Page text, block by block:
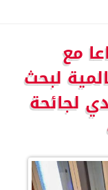
مع
لبحث
لجائحة